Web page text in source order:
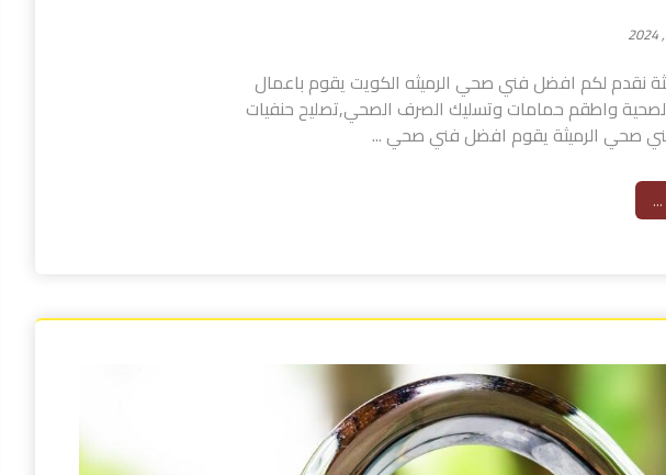
نقدم لكم افضل فني صحي الرميثه الكويت يقوم باعمال
واطقم حمامات وتسليك الصرف الصحي,تصليح حنفيات
صحي الرميثة يقوم افضل فني صحي ...